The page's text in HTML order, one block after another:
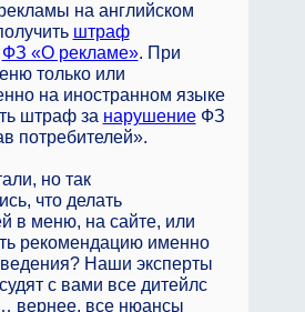
на английском
штраф
ФЗ «О рекламе». При
только или
на иностранном языке
штраф за нарушениеФЗ
потребителей».
но так
что делать
в меню, на сайте, или
рекомендацию именно
Наши эксперты
с вами все дитейлс
вернее, все нюансы